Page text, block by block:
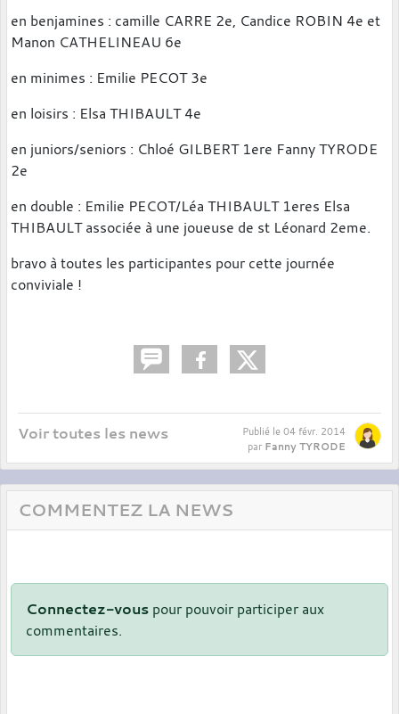
en benjamines : camille CARRE 2e, Candice ROBIN 4e et
Manon CATHELINEAU 6e
en minimes : Emilie PECOT 3e
en loisirs : Elsa THIBAULT 4e
en juniors/seniors : Chloé GILBERT 1ere Fanny TYRODE
2e
en double : Emilie PECOT/Léa THIBAULT 1eres Elsa
THIBAULT associée à une joueuse de st Léonard 2eme.
bravo à toutes les participantes pour cette journée
conviviale !
Voir toutes les news Publié le 04 févr. 2014
par Fanny TYRODE
COMMENTEZ LA NEWS
Connectez-vous pour pouvoir participer aux
commentaires.